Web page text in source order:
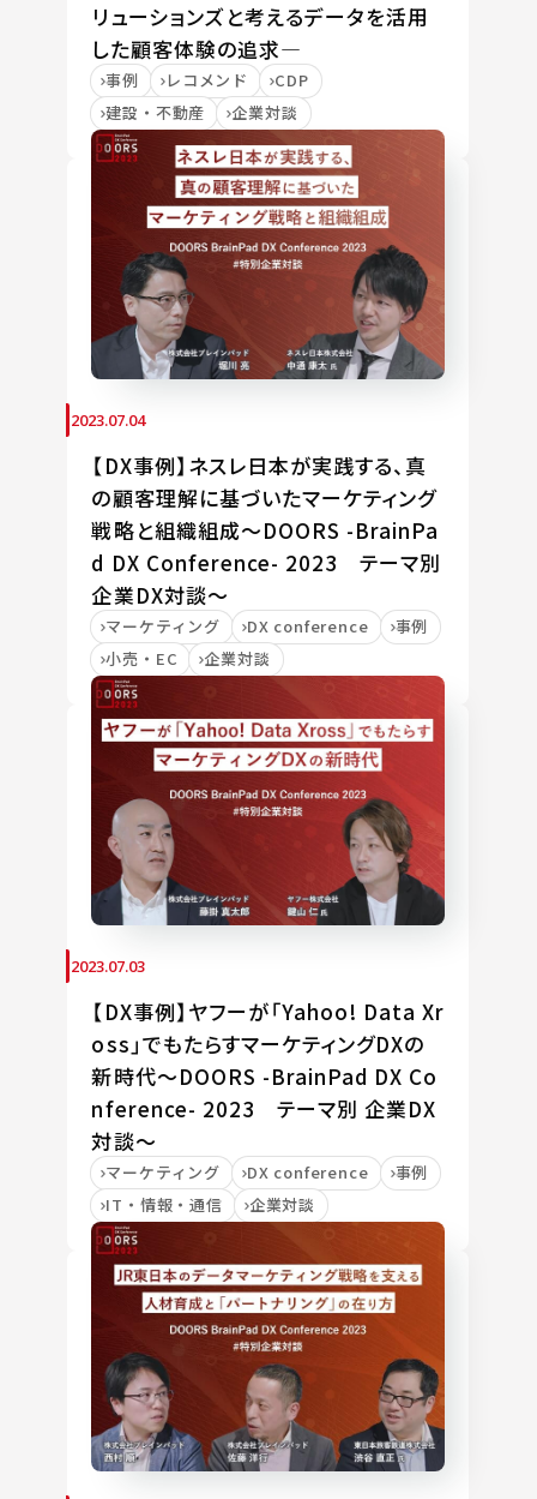
リューションズと考えるデータを活用
した顧客体験の追求―
事例 レコメンド
CDP
建設・不動産
企業対談
2023.07.04
【DX事例】ネスレ日本が実践する、真
の顧客理解に基づいたマーケティング
戦略と組織組成～DOORS -BrainPa
d DX Conference- 2023 テーマ別
企業DX対談～
マーケティング DX conference
事例
小売・EC
企業対談
2023.07.03
【DX事例】ヤフーが「Yahoo! Data Xr
oss」でもたらすマーケティングDXの
新時代～DOORS -BrainPad DX Co
nference- 2023 テーマ別 企業DX
対談～
マーケティング DX conference
事例
IT・情報・通信
企業対談